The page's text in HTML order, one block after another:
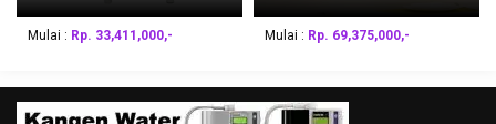
Mulai : Rp. 33,411,000,- Mulai : Rp. 69,375,000,-